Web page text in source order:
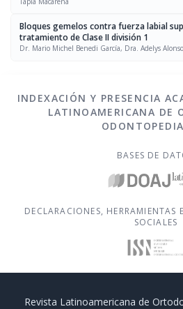
Bloques gemelos contra fuerza labial
tratamiento de Clase II división 1
Dr. Mario Michel Benedi García, Dra. Adelys
INDEXACIÓN Y PRESENCIA
LATINOAMERICANA DE
BASES DE
DECLARACIONES, HERRAMIENTAS
SOCIALES
Revista Latinoamericana de